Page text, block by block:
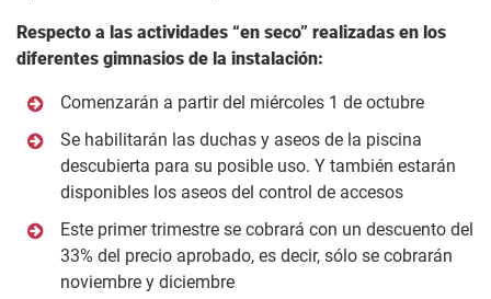
Respecto a las actividades “en seco” realizadas en los
diferentes gimnasios de la instalación:
Comenzarán a partir del miércoles 1 de octubre
Se habilitarán las duchas y aseos de la piscina
descubierta para su posible uso. Y también estarán
disponibles los aseos del control de accesos
Este primer trimestre se cobrará con un descuento del
33% del precio aprobado, es decir, sólo se cobrarán
noviembre y diciembre